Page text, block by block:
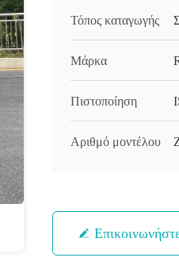
Τόπος καταγωγής
Μάρκα
Πιστοποίηση
Αριθμό μοντέλου